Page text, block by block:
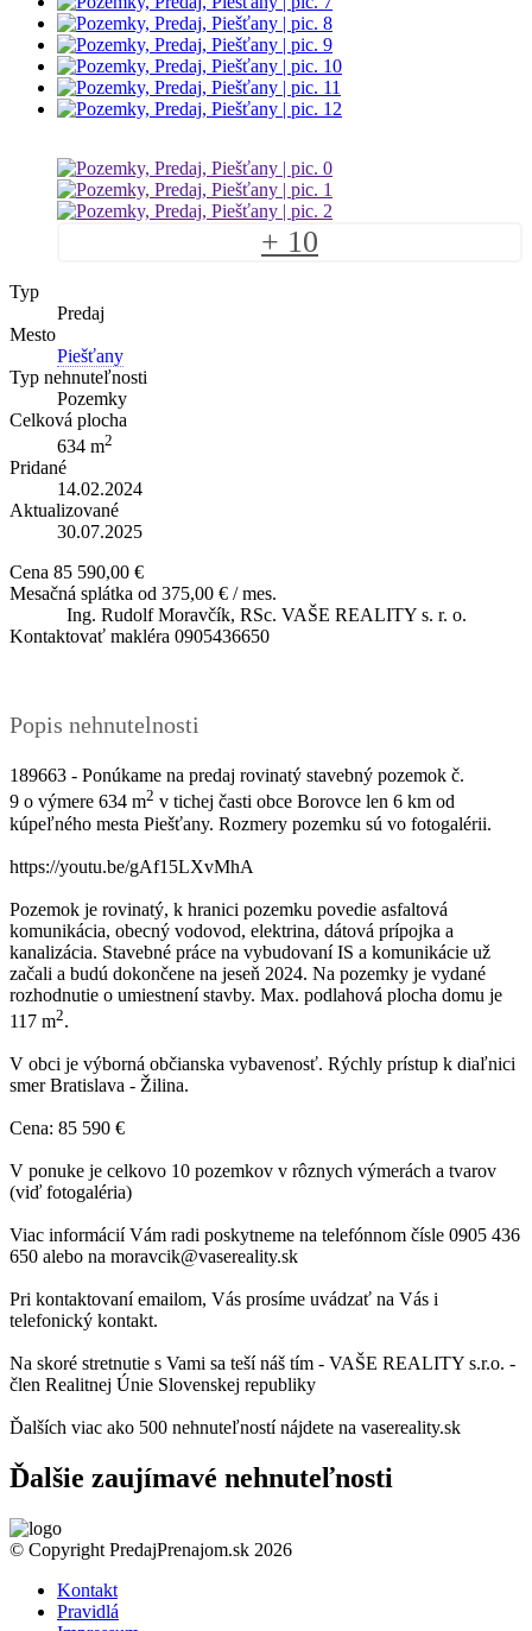
+ 10
Typ
Predaj
Mesto
Piešťany
Typ nehnuteľnosti
Pozemky
Celková plocha
634 m2
Pridané
14.02.2024
Aktualizované
30.07.2025
Cena 85 590,00 €
Mesačná splátka od 375,00 € / mes.
Ing. Rudolf Moravčík, RSc. VAŠE REALITY s. r. o.
Kontaktovať makléra 0905436650
Popis nehnutelnosti
189663 - Ponúkame na predaj rovinatý stavebný pozemok č.
9 o výmere 634 m2 v tichej časti obce Borovce len 6 km od
kúpeľného mesta Piešťany. Rozmery pozemku sú vo fotogalérii.
https://youtu.be/gAf15LXvMhA
Pozemok je rovinatý, k hranici pozemku povedie asfaltová
komunikácia, obecný vodovod, elektrina, dátová prípojka a
kanalizácia. Stavebné práce na vybudovaní IS a komunikácie už
začali a budú dokončene na jeseň 2024. Na pozemky je vydané
rozhodnutie o umiestnení stavby. Max. podlahová plocha domu je
117 m2.
V obci je výborná občianska vybavenosť. Rýchly prístup k diaľnici
smer Bratislava - Žilina.
Cena: 85 590 €
V ponuke je celkovo 10 pozemkov v rôznych výmerách a tvarov
(viď fotogaléria)
Viac informácií Vám radi poskytneme na telefónnom čísle 0905 436
650 alebo na moravcik@vasereality.sk
Pri kontaktovaní emailom, Vás prosíme uvádzať na Vás i
telefonický kontakt.
Na skoré stretnutie s Vami sa teší náš tím - VAŠE REALITY s.r.o. -
člen Realitnej Únie Slovenskej republiky
Ďalších viac ako 500 nehnuteľností nájdete na vasereality.sk
Ďalšie zaujímavé nehnuteľnosti
© Copyright PredajPrenajom.sk 2026
Kontakt
Pravidlá